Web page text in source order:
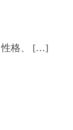
性格、 […]